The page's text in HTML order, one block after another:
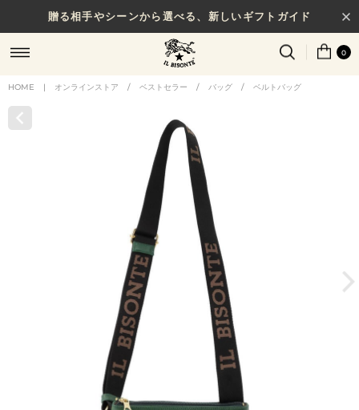
贈る相手やシーンから選べる、新しいギフトガイド
0
HOME | オンラインストア / ベストセラー / バッグ / ベルトバッグ